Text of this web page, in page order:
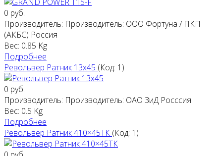
0 руб.
Производитель: Производитель: ООО Фортуна / ПКП
(АКБС) Россия
Вес: 0.85 Kg
Подробнее
Револьвер Ратник 13х45 (Код: 1 )
0 руб.
Производитель: Производитель: ОАО ЗиД Росссия
Вес: 0.5 Kg
Подробнее
Револьвер Ратник 410×45ТК (Код: 1 )